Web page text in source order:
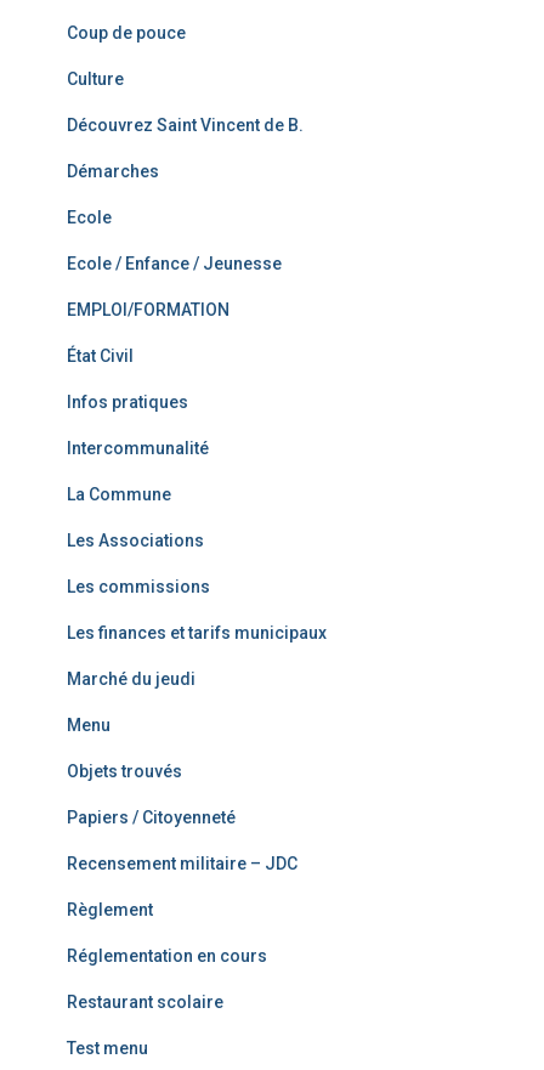
Coup de pouce
Culture
Découvrez Saint Vincent de B.
Démarches
Ecole
Ecole / Enfance / Jeunesse
EMPLOI/FORMATION
État Civil
Infos pratiques
Intercommunalité
La Commune
Les Associations
Les commissions
Les finances et tarifs municipaux
Marché du jeudi
Menu
Objets trouvés
Papiers / Citoyenneté
Recensement militaire – JDC
Règlement
Réglementation en cours
Restaurant scolaire
Test menu